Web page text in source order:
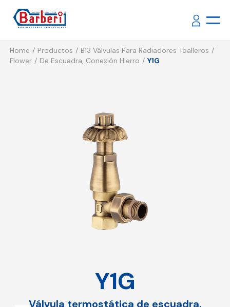
Home Productos
B13 Válvulas Para Radiadores Toalleros
Flower
De Escuadra, Conexión Hierro Y1G
Y1G
Válvula termostática de escuadra,